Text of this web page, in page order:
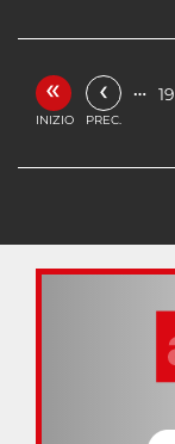
«
INIZIO
‹
PREC.
… 19